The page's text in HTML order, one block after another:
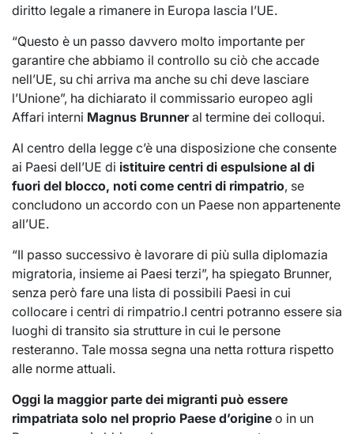
diritto legale a rimanere in Europa lascia l’UE.
“Questo è un passo davvero molto importante per
garantire che abbiamo il controllo su ciò che accade
nell’UE, su chi arriva ma anche su chi deve lasciare
l’Unione”, ha dichiarato il commissario europeo agli
Affari interni Magnus Brunneral termine dei colloqui.
Al centro della legge c’è una disposizione che consente
ai Paesi dell’UE di istituire centri di espulsione al di
fuori del blocco, noti come centri di rimpatrio, se
concludono un accordo con un Paese non appartenente
all’UE.
“Il passo successivo è lavorare di più sulla diplomazia
migratoria, insieme ai Paesi terzi”, ha spiegato Brunner,
senza però fare una lista di possibili Paesi in cui
collocare i centri di rimpatrio.I centri potranno essere sia
luoghi di transito sia strutture in cui le persone
resteranno. Tale mossa segna una netta rottura rispetto
alle norme attuali.
Oggi la maggior parte dei migranti può essere
rimpatriata solo nel proprio Paese d’origine o in un